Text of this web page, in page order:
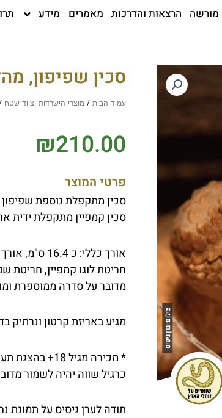
מורשה הרצאות והדרכות מאמרים מידע
סכין שפיפון,
עמוד הבית / מוצרי הישרדות וציוד שטח
₪210.00
פרטי המוצר
סכין מתקפלת נוספת שפיפון
סכין קמפיין מתקפלת ידית
אורך כללי: כ 16.4 ס"מ, אורך להב: כ 7 ס"מ.
חריטת לוגו קמפיין, חריטת
מדובר על סדרה ממוספרת
מגיע באריזת קרטון ונרתיק
* מכירה מגיל 18+ בהצגת תעודת מזהה.
כרגיל שווה יהיה לשמור
תודה לערן גיסיס על תמונת